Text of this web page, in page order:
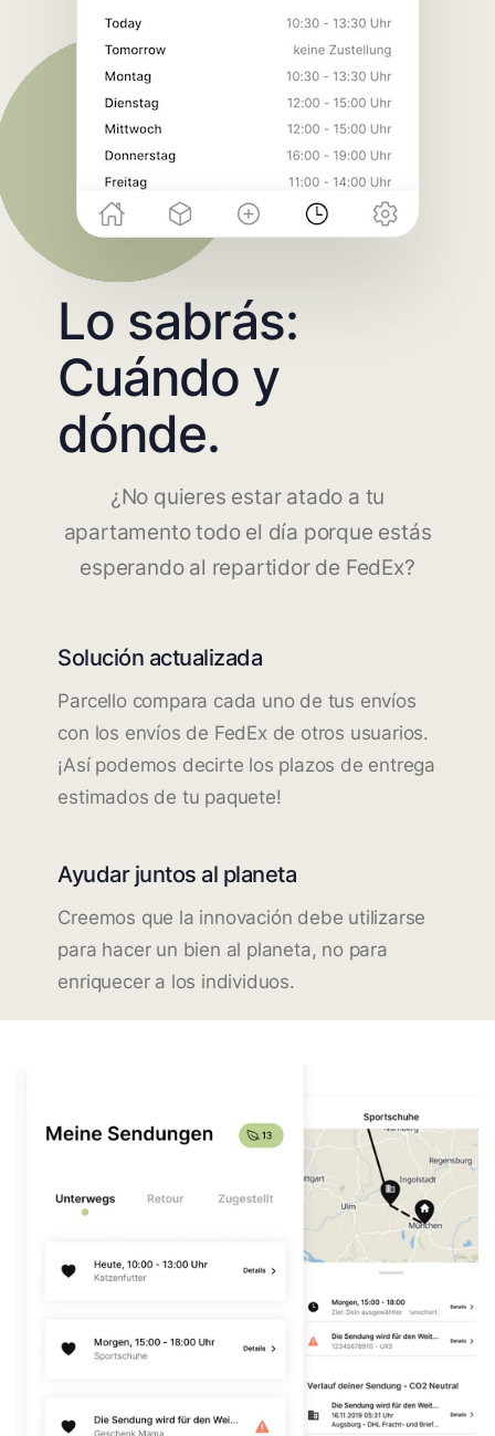
Lo sabrás:
Cuándo y
dónde.
¿No quieres estar atado a tu
apartamento todo el día porque estás
esperando al repartidor de FedEx?
Solución actualizada
Parcello compara cada uno de tus envíos
con los envíos de FedEx de otros usuarios.
¡Así podemos decirte los plazos de entrega
estimados de tu paquete!
Ayudar juntos al planeta
Creemos que la innovación debe utilizarse
para hacer un bien al planeta, no para
enriquecer a los individuos.